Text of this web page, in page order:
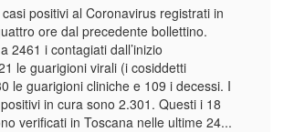
positivi al Coronavirus registrati in
ore dal precedente bollettino.
2461 i contagiati dall’inizio
le guarigioni virali (i cosiddetti
le guarigioni cliniche e 109 i decessi. I
in cura sono 2.301. Questi i 18
verificati in Toscana nelle ultime 24...